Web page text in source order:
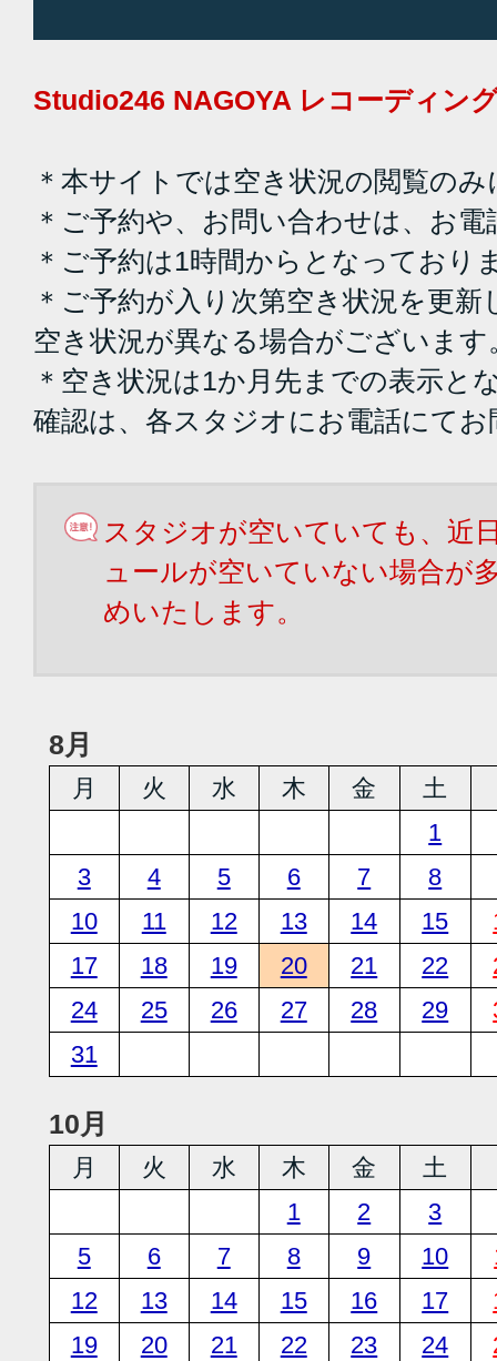
Studio246 NAGOYA レコーディン
＊本サイトでは空き状況の閲覧の
＊ご予約や、お問い合わせは、お
＊ご予約は1時間からとなっており
＊ご予約が入り次第空き状況を更
空き状況が異なる場合がございます
＊空き状況は1か月先までの表示と
確認は、各スタジオにお電話にて
スタジオが空いていても、近
ュールが空いていない場合が
めいたします。
8月
月 火 水 木 金 土
1
3
4 5 6 7
8
10
11 12 13 14 15
17
18 19 20 21 22
24
25 26 27 28 29
31
10月
月 火 水 木 金 土
1
2
3
5
6 7 8 9 10
12
13 14 15 16 17
19
20 21 22 23 24